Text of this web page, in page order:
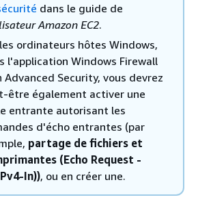
dans le guide de
Amazon EC2.
ordinateurs hôtes Windows,
l'application Windows Firewall
Advanced Security, vous devrez
être également activer une
entrante autorisant les
d'écho entrantes (par
partage de fichiers et
(Echo Request -
In)), ou en créer une.